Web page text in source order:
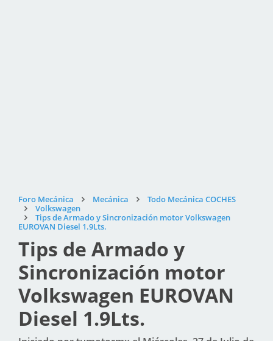
Foro Mecánica Mecánica
Todo Mecánica COCHES
Volkswagen
Tips de Armado y Sincronización motor Volkswagen
EUROVAN Diesel 1.9Lts.
Tips de Armado y
Sincronización motor
Volkswagen EUROVAN
Diesel 1.9Lts.